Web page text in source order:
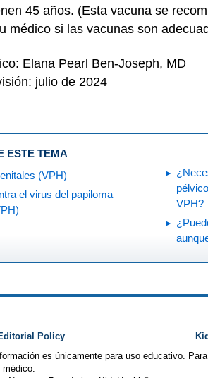
45 años. (Esta vacuna se
médico si las vacunas son
Elana Pearl Ben-Joseph, MD
julio de 2024
ESTE TEMA
(VPH)
el virus del papiloma
VPH?
Policy
es únicamente para uso educativo.